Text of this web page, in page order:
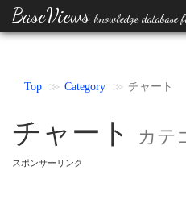
BaseViews knowledge database
Top Category チャート
チャート カテ
スポンサーリンク